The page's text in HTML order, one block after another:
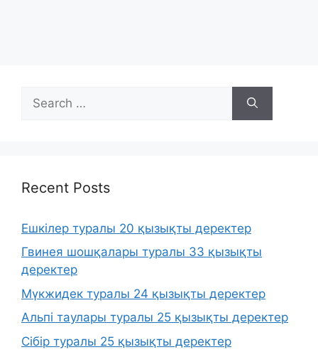
for:
Recent Posts
Ешкілер туралы 20 қызықты деректер
Гвинея шошқалары туралы 33 қызықты
деректер
Мүкжидек туралы 24 қызықты деректер
Альпі таулары туралы 25 қызықты деректер
Сібір туралы 25 қызықты деректер